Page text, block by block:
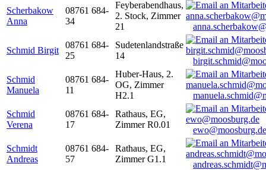
Scherbakow
Anna
08761 684-
34
Feyberabendhaus,
2. Stock, Zimmer
21
Schmid Birgit
08761 684-
25
Sudetenlandstraße
14
Schmid
Manuela
08761 684-
11
Huber-Haus, 2.
OG, Zimmer
H2.1
Schmid
Verena
08761 684-
17
Rathaus, EG,
Zimmer R0.01
ewo@moosburg.de
Schmidt
Andreas
08761 684-
57
Rathaus, EG,
Zimmer G1.1